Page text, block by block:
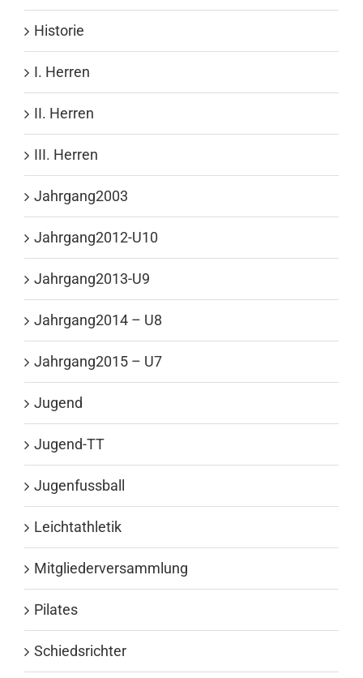
Historie
I. Herren
II. Herren
III. Herren
Jahrgang2003
Jahrgang2012-U10
Jahrgang2013-U9
Jahrgang2014 – U8
Jahrgang2015 – U7
Jugend
Jugend-TT
Jugenfussball
Leichtathletik
Mitgliederversammlung
Pilates
Schiedsrichter